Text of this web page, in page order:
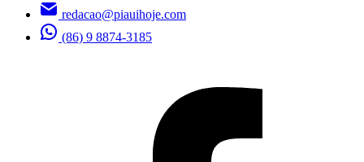
redacao@piauihoje.com
(86) 9 8874-3185